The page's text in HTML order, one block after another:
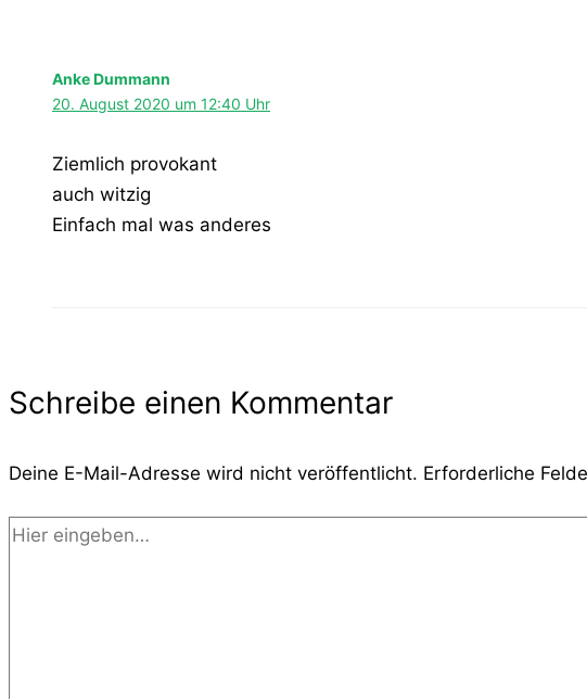
Anke Dummann
20. August 2020 um 12:40 Uhr
Ziemlich provokant
auch witzig
Einfach mal was anderes
Schreibe einen Kommentar
Deine E-Mail-Adresse wird nicht veröffentlicht. Erforderliche
Hier